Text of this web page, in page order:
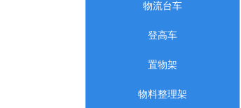
物流台车
登高车
置物架
物料整理架